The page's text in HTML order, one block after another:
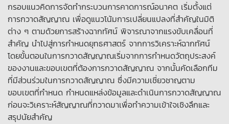
กรอบแนวคิดการจัดทำกระบวนการคาดการณ์อนาคต เริ่มตั้งแต่
การกวาดสัญญาณ เพื่อดูแนวโน้มการเปลี่ยนแปลงที่สำคัญในมิติ
ต่าง ๆ ตามด้วยการสร้างฉากทัศน์ พิจารณาจากแรงขับเคลื่อนที่
สำคัญ นำไปสู่การกำหนดยุทธศาสตร์ จากการวิเคราะห์ฉากทัศน์
โดยขั้นตอนในการกวาดสัญญาณเริ่มจากการกำหนดวัตถุประสงค์
ของงานและขอบเขตที่ต้องการกวาดสัญญาณ จากนั้นคัดเลือกทีม
ที่มีส่วนร่วมในการกวาดสัญญาณ ซึ่งมีความเชี่ยวชาญตาม
ขอบเขตที่กำหนด กำหนดแหล่งข้อมูลและดำเนินการกวาดสัญญาณ
ก่อนจะวิเคราะห์สัญญาณที่กวาดมาเพื่อทำความเข้าใจเชิงลึกและ
สรุปนัยสำคัญ